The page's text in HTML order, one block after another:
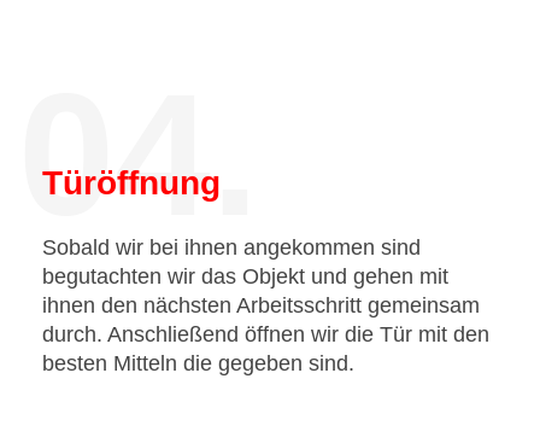
04.
Türöffnung
Sobald wir bei ihnen angekommen sind
begutachten wir das Objekt und gehen mit
ihnen den nächsten Arbeitsschritt gemeinsam
durch. Anschließend öffnen wir die Tür mit den
besten Mitteln die gegeben sind.